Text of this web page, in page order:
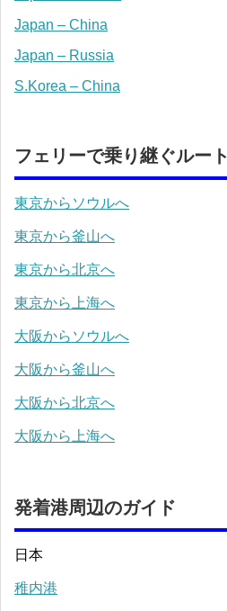
Japan – China
Japan – Russia
S.Korea – China
フェリーで乗り継ぐルート
東京からソウルへ
東京から釜山へ
東京から北京へ
東京から上海へ
大阪からソウルへ
大阪から釜山へ
大阪から北京へ
大阪から上海へ
発着港周辺のガイド
日本
稚内港